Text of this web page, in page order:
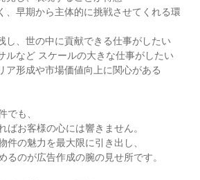
、早期から主体的に挑戦させてくれる環
し、世の中に貢献できる仕事がしたい
ルなど スケールの大きな仕事がしたい
ア形成や市場価値向上に関心がある
でも、
ばお客様の心には響きません。
件の魅力を最大限に引き出し、
るのが広告作成の腕の見せ所です。